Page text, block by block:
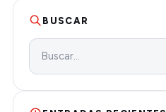
BUSCAR